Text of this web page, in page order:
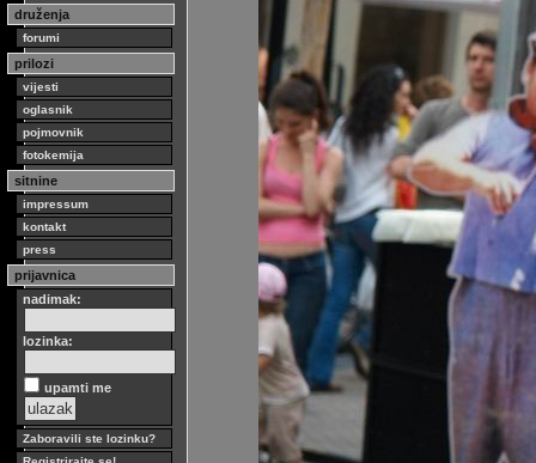
druženja
forumi
prilozi
vijesti
oglasnik
pojmovnik
fotokemija
sitnine
impressum
kontakt
press
prijavnica
nadimak:
lozinka:
upamti me
Zaboravili ste lozinku?